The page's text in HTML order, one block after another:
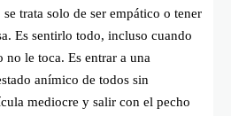
trata solo de ser empático o tener
Es sentirlo todo, incluso cuando
le toca. Es entrar a una
anímico de todos sin
mediocre y salir con el pecho